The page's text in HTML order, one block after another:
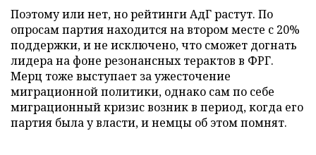
Поэтому или нет, но рейтинги АдГ растут. По
опросам партия находится на втором месте с 20%
поддержки, и не исключено, что сможет догнать
лидера на фоне резонансных терактов в ФРГ.
Мерц тоже выступает за ужесточение
миграционной политики, однако сам по себе
миграционный кризис возник в период, когда его
партия была у власти, и немцы об этом помнят.